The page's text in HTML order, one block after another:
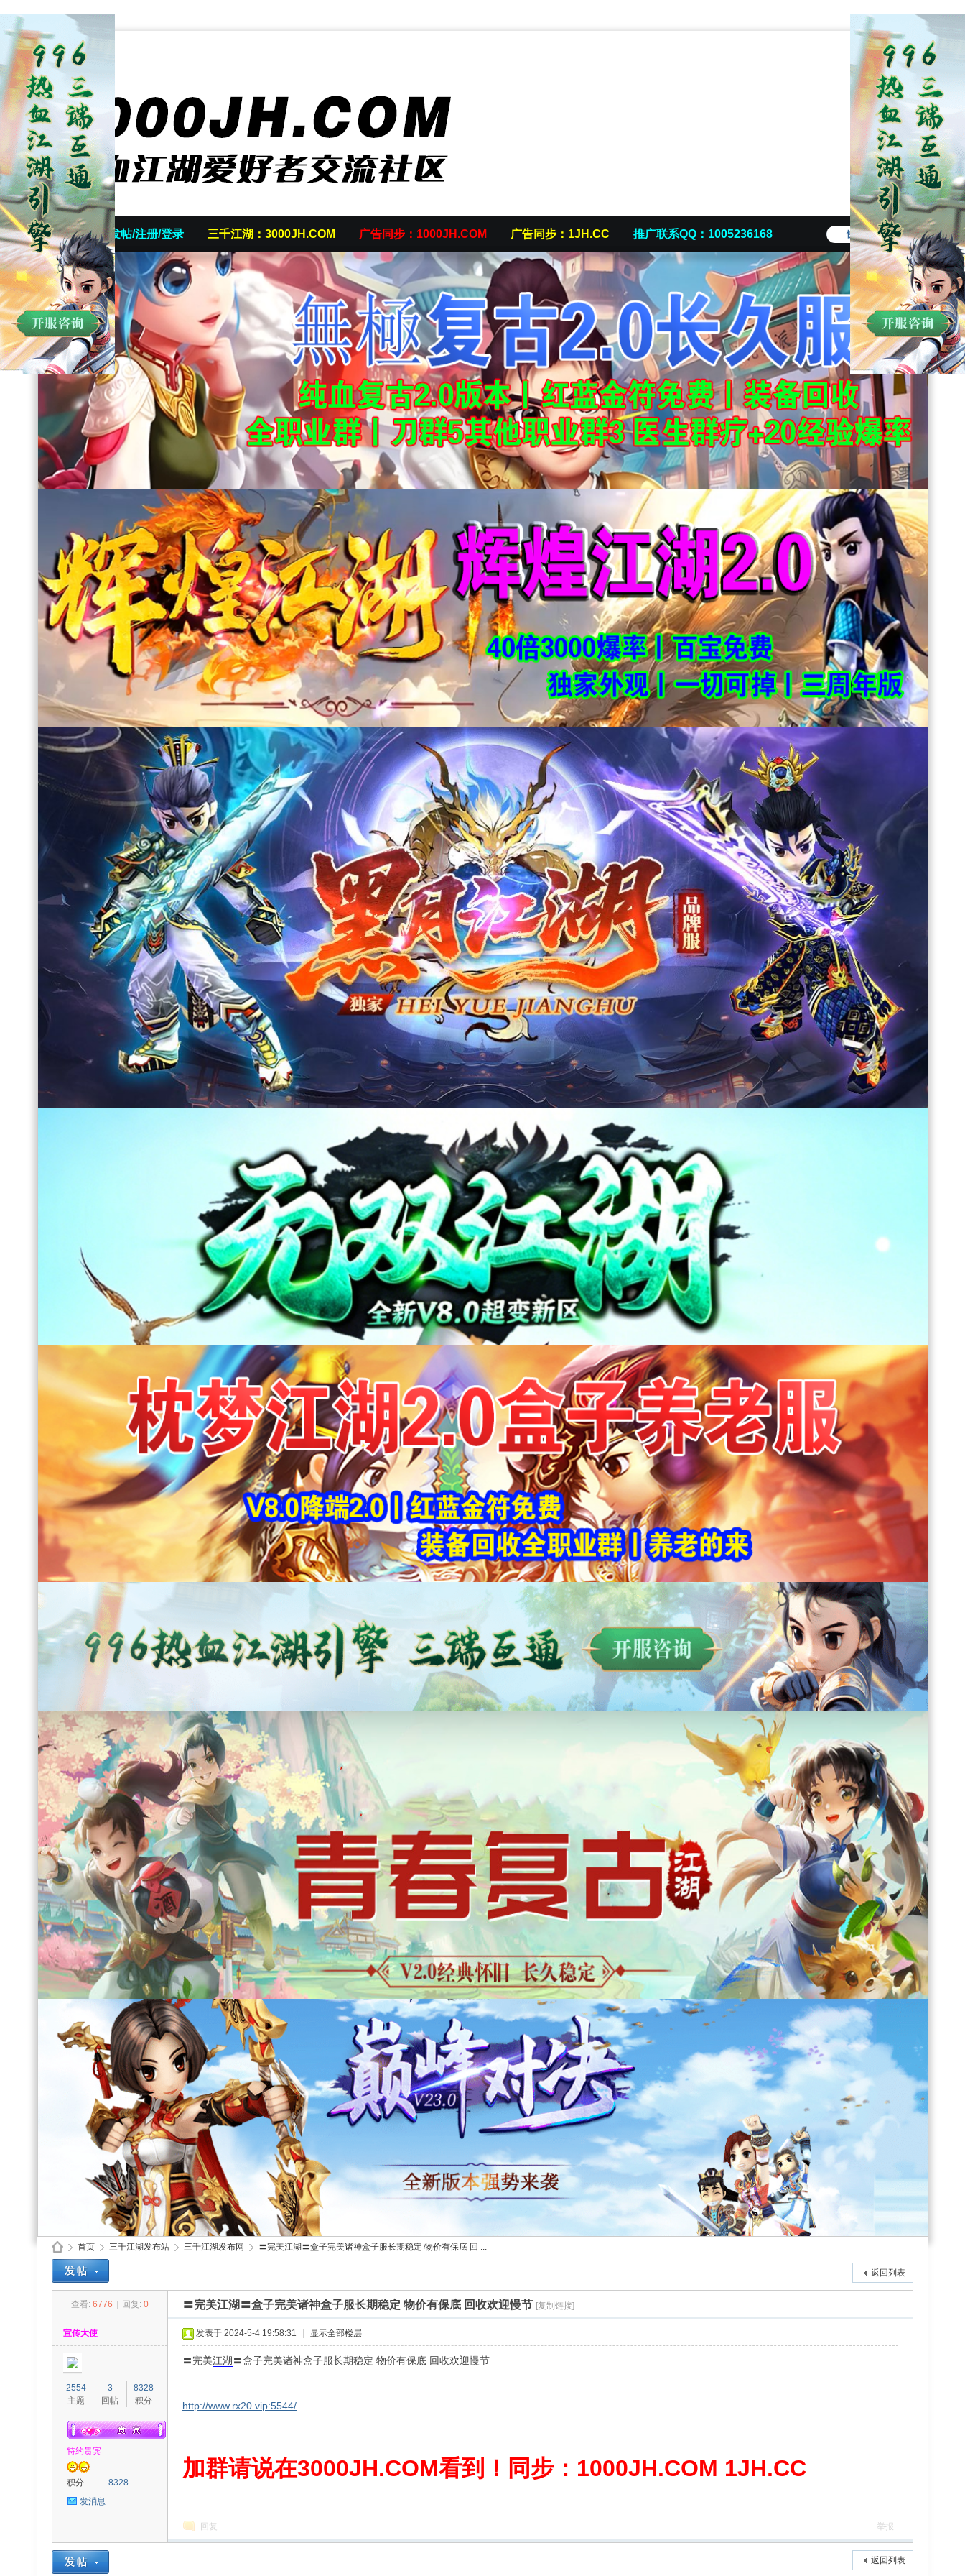
快捷导航
首页 发帖/注册/登录 三千江湖：3000JH.COM 广告同步：1000JH.COM 广告同步：1JH.CC 推广联系QQ：1005236168
首页
›
三千江湖发布站 三千江湖发布网
›
〓完美江湖〓盒子完美诸神盒子服长期稳定 物价有保底 回 ...
返回列表
查看: 6776 回复: 0 〓完美江湖〓盒子完美诸神盒子服长期稳定 物价有保底 回收欢迎慢节 [复制链接]
宣传大使
2554
主题
3
回帖
8328
积分
特约贵宾
积分
8328
发消息
发表于 2024-5-4 19:58:31 显示全部楼层
〓完美江湖〓盒子完美诸神盒子服长期稳定 物价有保底 回收欢迎慢节
http://www.rx20.vip:5544/
加群请说在3000JH.COM看到！同步：1000JH.COM 1JH.CC
回复 举报
返回列表